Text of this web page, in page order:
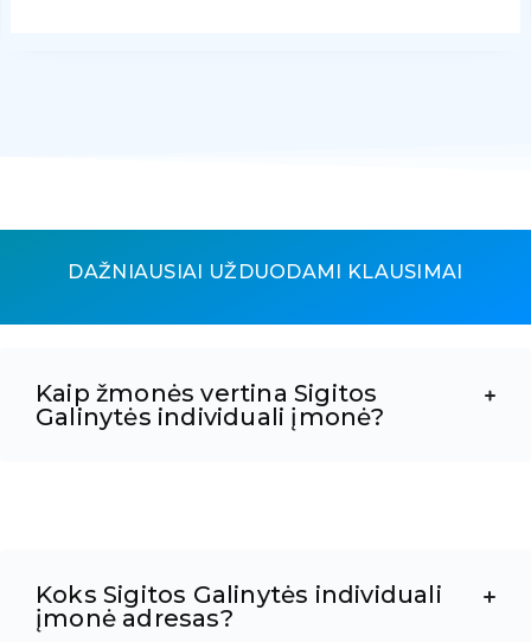
DAŽNIAUSIAI UŽDUODAMI KLAUSIMAI
Kaip žmonės vertina Sigitos
Galinytės individuali įmonė?
Koks Sigitos Galinytės individuali
įmonė adresas?